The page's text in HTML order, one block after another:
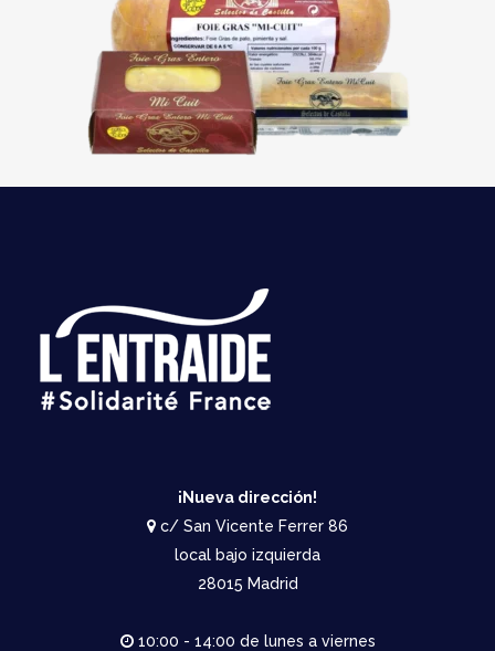
¡Nueva dirección!
c/ San Vicente Ferrer 86
local bajo izquierda
28015 Madrid
10:00 - 14:00 de lunes a viernes